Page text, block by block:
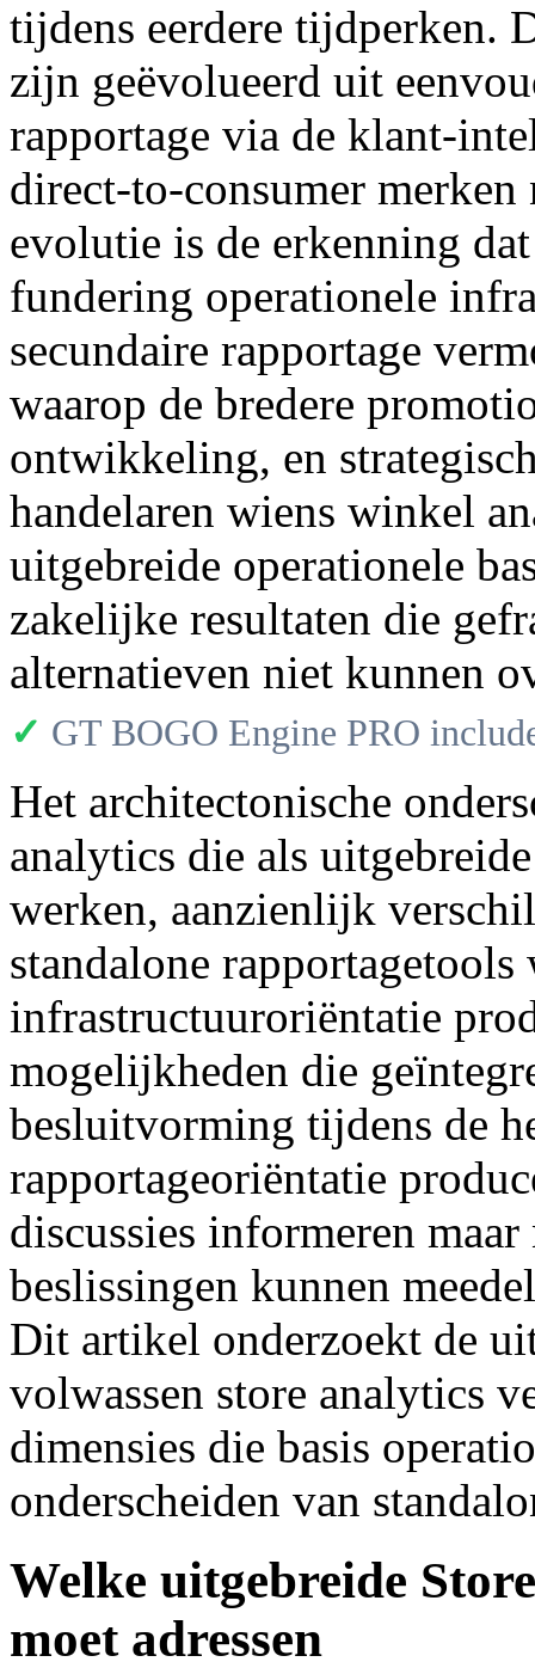
tijdens eerdere tijdperken.
zijn geëvolueerd uit
rapportage via de klant-
direct-to-consumer
evolutie is de erkenning
fundering operationele
secundaire rapportage
waarop de bredere
ontwikkeling, en
handelaren wiens winkel
uitgebreide operationele
zakelijke resultaten die
alternatieven niet kunnen
✓ GT BOGO Engine PRO
Het architectonische
analytics die als
werken, aanzienlijk
standalone rapportagetools
infrastructuuroriëntatie
mogelijkheden die
besluitvorming tijdens de
rapportageoriëntatie
discussies informeren
beslissingen kunnen
Dit artikel onderzoekt de
volwassen store analytics
dimensies die basis
onderscheiden van
Welke uitgebreide
moet adressen